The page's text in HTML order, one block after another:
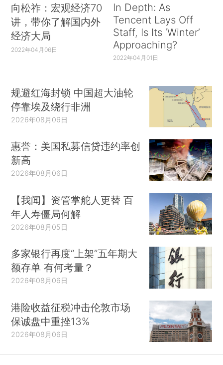
向松祚：宏观经济70
讲，带你了解国内外
经济大局
2022年04月06日
In Depth: As
Tencent Lays Off
Staff, Is Its ‘Winter’
Approaching?
2022年04月01日
规避红海封锁 中国超大油轮
停靠埃及绕行非洲
2026年08月06日
惠誉：美国私募信贷违约率创
新高
2026年08月06日
【我闻】资管掌舵人更替 百
年人寿僵局何解
2026年08月05日
多家银行再度“上架”五年期大
额存单 有何考量？
2026年08月06日
港险收益征税冲击伦敦市场
保诚盘中重挫13%
2026年08月06日